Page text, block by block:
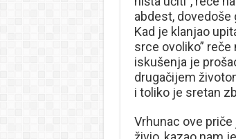
abdest, dovedoše
Kad je klanjao
srce ovoliko”
iskušenja je
drugačijem
i toliko je sretan
Vrhunac ove